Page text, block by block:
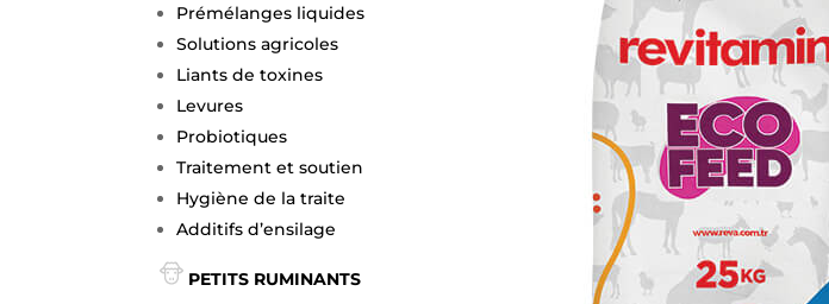
Prémélanges liquides
Solutions agricoles
Liants de toxines
Levures
Probiotiques
Traitement et soutien
Hygiène de la traite
Additifs d’ensilage
PETITS RUMINANTS